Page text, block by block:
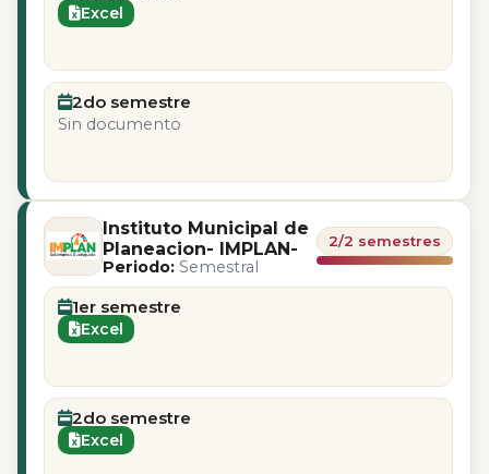
Excel
2do semestre
Sin documento
Instituto Municipal de
Planeacion- IMPLAN-
Periodo: Semestral
2/2 semestres
1er semestre
Excel
2do semestre
Excel